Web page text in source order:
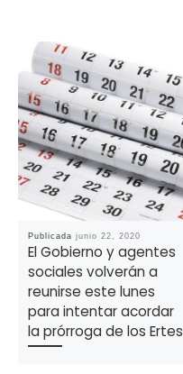
Publicada junio 22, 2020
El Gobierno y agentes
sociales volverán a
reunirse este lunes
para intentar acordar
la prórroga de los Ertes